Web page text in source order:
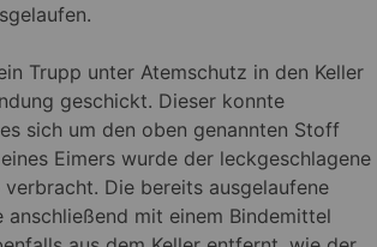
Trupp unter Atemschutz in den Keller
geschickt. Dieser konnte
sich um den oben genannten Stoff
Eimers wurde der leckgeschlagene
verbracht. Die bereits ausgelaufene
anschließend mit einem Bindemittel